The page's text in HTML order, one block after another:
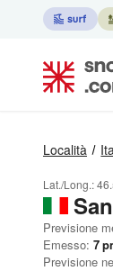
Località
Lat./Long.:
Previsione
Emesso: 7
Previsione